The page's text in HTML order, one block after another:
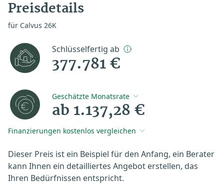
Preisdetails
für Calvus 26K
Schlüsselfertig ab
377.781 €
Geschätzte Monatsrate
ab 1.137,28 €
Finanzierungen kostenlos vergleichen
Dieser Preis ist ein Beispiel für den Anfang, ein Berater
kann Ihnen ein detailliertes Angebot erstellen, das
Ihren Bedürfnissen entspricht.